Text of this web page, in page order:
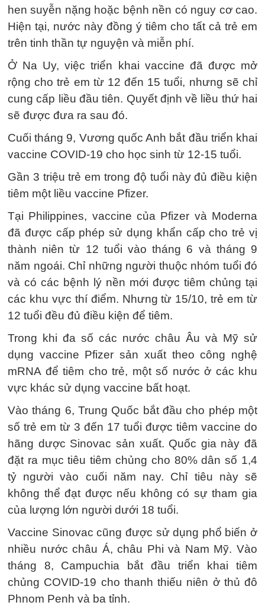
hen suyễn nặng hoặc bệnh nền có nguy cơ cao.
Hiện tại, nước này đồng ý tiêm cho tất cả trẻ em
trên tinh thần tự nguyện và miễn phí.
Ở Na Uy, việc triển khai vaccine đã được mở
rộng cho trẻ em từ 12 đến 15 tuổi, nhưng sẽ chỉ
cung cấp liều đầu tiên. Quyết định về liều thứ hai
sẽ được đưa ra sau đó.
Cuối tháng 9, Vương quốc Anh bắt đầu triển khai
vaccine COVID-19 cho học sinh từ 12-15 tuổi.
Gần 3 triệu trẻ em trong độ tuổi này đủ điều kiện
tiêm một liều vaccine Pfizer.
Tại Philippines, vaccine của Pfizer và Moderna
đã được cấp phép sử dụng khẩn cấp cho trẻ vị
thành niên từ 12 tuổi vào tháng 6 và tháng 9
năm ngoái. Chỉ những người thuộc nhóm tuổi đó
và có các bệnh lý nền mới được tiêm chủng tại
các khu vực thí điểm. Nhưng từ 15/10, trẻ em từ
12 tuổi đều đủ điều kiện để tiêm.
Trong khi đa số các nước châu Âu và Mỹ sử
dụng vaccine Pfizer sản xuất theo công nghệ
mRNA để tiêm cho trẻ, một số nước ở các khu
vực khác sử dụng vaccine bất hoạt.
Vào tháng 6, Trung Quốc bắt đầu cho phép một
số trẻ em từ 3 đến 17 tuổi được tiêm vaccine do
hãng dược Sinovac sản xuất. Quốc gia này đã
đặt ra mục tiêu tiêm chủng cho 80% dân số 1,4
tỷ người vào cuối năm nay. Chỉ tiêu này sẽ
không thể đạt được nếu không có sự tham gia
của lượng lớn người dưới 18 tuổi.
Vaccine Sinovac cũng được sử dụng phổ biến ở
nhiều nước châu Á, châu Phi và Nam Mỹ. Vào
tháng 8, Campuchia bắt đầu triển khai tiêm
chủng COVID-19 cho thanh thiếu niên ở thủ đô
Phnom Penh và ba tỉnh.